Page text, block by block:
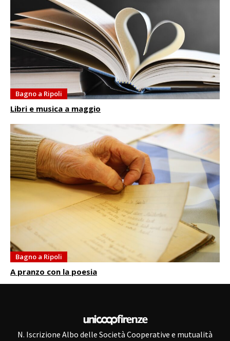
Bagno a Ripoli
Libri e musica a maggio
Bagno a Ripoli
A pranzo con la poesia
N. Iscrizione Albo delle Società Cooperative e mutualità